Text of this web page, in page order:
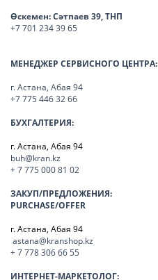
Өскемен:Сәтпаев 39, ТНП
+7 701 234 39 65
МЕНЕДЖЕР СЕРВИСНОГО ЦЕНТРА:
г. Астана, Абая 94
+7 775 446 32 66
БУХГАЛТЕРИЯ:
г. Астана, Абая 94
buh@kran.kz
+ 7 775 000 81 02
ЗАКУП/ПРЕДЛОЖЕНИЯ:
PURCHASE/OFFER
г. Астана, Абая 94
astana@kranshop.kz
+ 7 778 306 66 55
ИНТЕРНЕТ-МАРКЕТОЛОГ: